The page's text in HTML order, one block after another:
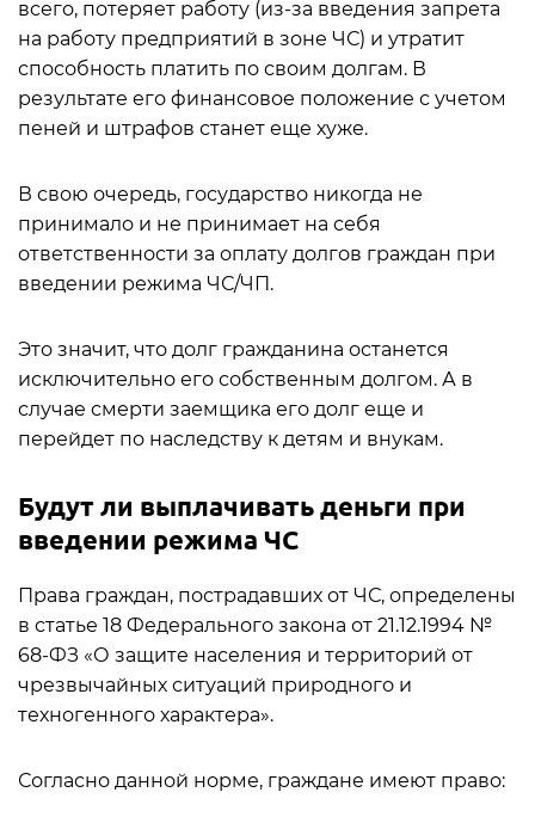
всего, потеряет работу (из-за введения запрета
на работу предприятий в зоне ЧС) и утратит
способность платить по своим долгам. В
результате его финансовое положение с учетом
пеней и штрафов станет еще хуже.
В свою очередь, государство никогда не
принимало и не принимает на себя
ответственности за оплату долгов граждан при
введении режима ЧС/ЧП.
Это значит, что долг гражданина останется
исключительно его собственным долгом. А в
случае смерти заемщика его долг еще и
перейдет по наследству к детям и внукам.
Будут ли выплачивать деньги при
введении режима ЧС
Права граждан, пострадавших от ЧС, определены
в статье 18 Федерального закона от 21.12.1994 №
68-ФЗ «О защите населения и территорий от
чрезвычайных ситуаций природного и
техногенного характера».
Согласно данной норме, граждане имеют право: